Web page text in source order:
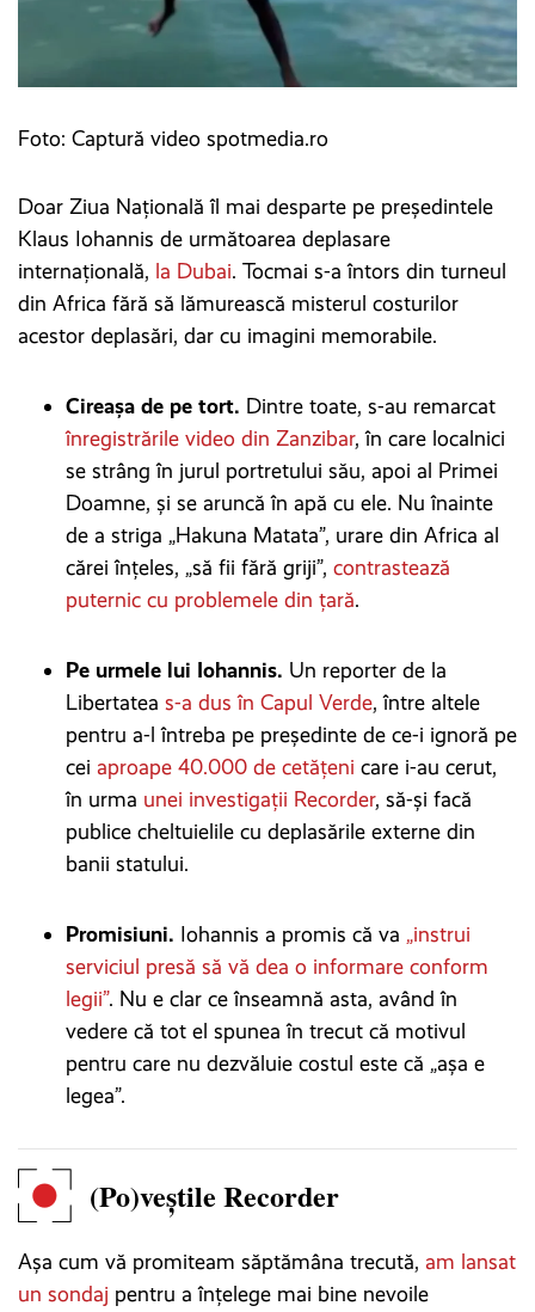
Foto: Captură video spotmedia.ro
Doar Ziua Națională îl mai desparte pe președintele
Klaus Iohannis de următoarea deplasare
internațională, la Dubai. Tocmai s-a întors din turneul
din Africa fără să lămurească misterul costurilor
acestor deplasări, dar cu imagini memorabile.
Cireașa de pe tort. Dintre toate, s-au remarcat
înregistrările video din Zanzibar, în care localnici
se strâng în jurul portretului său, apoi al Primei
Doamne, și se aruncă în apă cu ele. Nu înainte
de a striga „Hakuna Matata”, urare din Africa al
cărei înțeles, „să fii fără griji”, contrastează
puternic cu problemele din țară.
Pe urmele lui Iohannis. Un reporter de la
Libertatea s-a dus în Capul Verde, între altele
pentru a-l întreba pe președinte de ce-i ignoră pe
cei aproape 40.000 de cetățeni care i-au cerut,
în urma unei investigații Recorder, să-și facă
publice cheltuielile cu deplasările externe din
banii statului.
Promisiuni. Iohannis a promis că va „instrui
serviciul presă să vă dea o informare conform
legii”. Nu e clar ce înseamnă asta, având în
vedere că tot el spunea în trecut că motivul
pentru care nu dezvăluie costul este că „așa e
legea”.
(Po)veștile Recorder
Așa cum vă promiteam săptămâna trecută, am lansat
un sondaj pentru a înțelege mai bine nevoile